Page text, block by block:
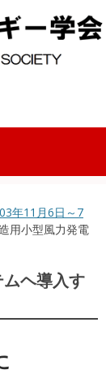
年11月6日～7
用小型風力発電
ヘ導入す